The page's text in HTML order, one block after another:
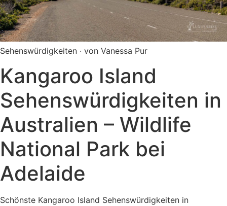
Sehenswürdigkeiten · von Vanessa Pur
Kangaroo Island
Sehenswürdigkeiten in
Australien – Wildlife
National Park bei
Adelaide
Schönste Kangaroo Island Sehenswürdigkeiten in